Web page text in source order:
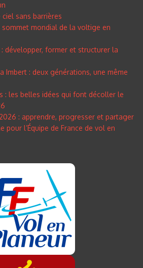
sans barrières
sommet mondial de la voltige en
développer, former et structurer la
Imbert : deux générations, une même
: les belles idées qui font décoller le
: apprendre, progresser et partager
pour l’Équipe de France de vol en